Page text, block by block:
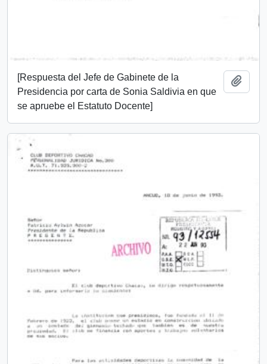
[Respuesta del Jefe de Gabinete de la
Presidencia por carta de Sonia Saldivia en que
se apruebe el Estatuto Docente]